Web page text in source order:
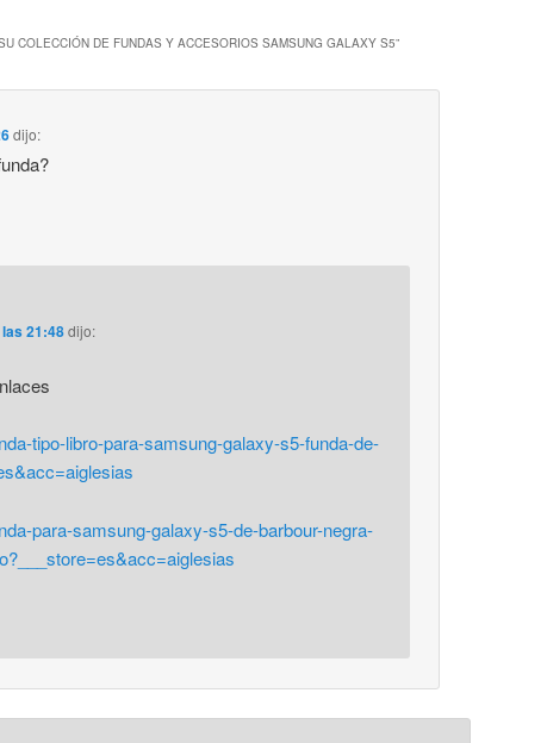
COLECCIÓN DE FUNDAS Y ACCESORIOS SAMSUNG GALAXY S5”
dijo:
21:48dijo:
tipo-libro-para-samsung-galaxy-s5-funda-de-
para-samsung-galaxy-s5-de-barbour-negra-